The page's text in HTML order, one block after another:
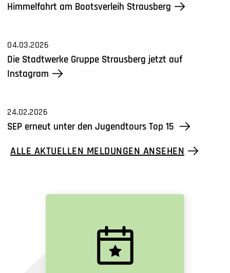
Himmelfahrt am Bootsverleih Strausberg
04.03.2026
Die Stadtwerke Gruppe Strausberg jetzt auf
Instagram
24.02.2026
SEP erneut unter den Jugendtours Top 15
ALLE AKTUELLEN MELDUNGEN ANSEHEN